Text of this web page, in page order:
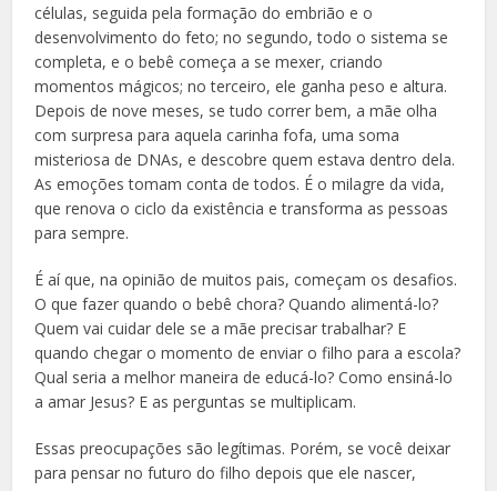
células, seguida pela formação do embrião e o
desenvolvimento do feto; no segundo, todo o sistema se
completa, e o bebê começa a se mexer, criando
momentos mágicos; no terceiro, ele ganha peso e altura.
Depois de nove meses, se tudo correr bem, a mãe olha
com surpresa para aquela carinha fofa, uma soma
misteriosa de DNAs, e descobre quem estava dentro dela.
As emoções tomam conta de todos. É o milagre da vida,
que renova o ciclo da existência e transforma as pessoas
para sempre.
É aí que, na opinião de muitos pais, começam os desafios.
O que fazer quando o bebê chora? Quando alimentá-lo?
Quem vai cuidar dele se a mãe precisar trabalhar? E
quando chegar o momento de enviar o filho para a escola?
Qual seria a melhor maneira de educá-lo? Como ­ensiná-lo
a amar Jesus? E as perguntas se multiplicam.
Essas preocupações são legítimas. Porém, se você deixar
para pensar no futuro do filho depois que ele nascer,